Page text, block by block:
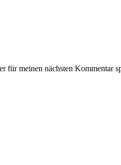
für meinen nächsten Kommentar